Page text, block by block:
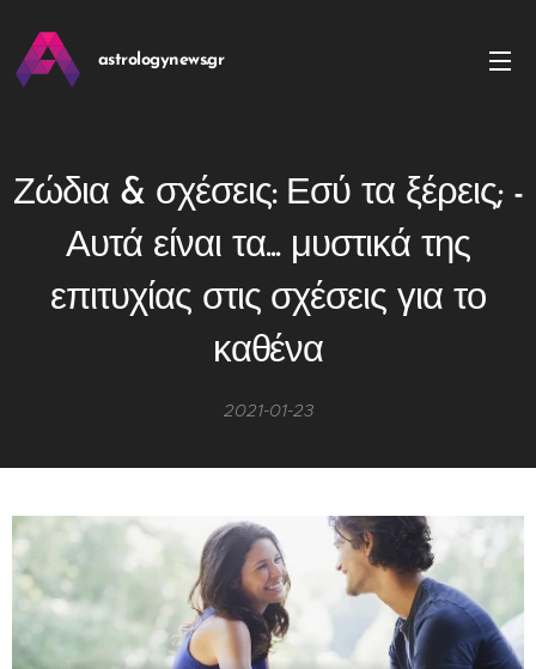
astrologynews.gr
Ζώδια & σχέσεις: Εσύ τα ξέρεις; -
Αυτά είναι τα... μυστικά της
επιτυχίας στις σχέσεις για το
καθένα
2021-01-23